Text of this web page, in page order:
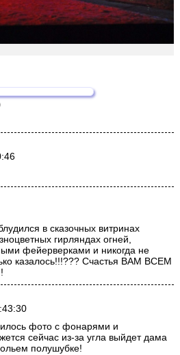
в сказочных витринах
гирляндах огней,
фейерверками и никогда не
казалось!!!??? Счастья ВАМ ВСЕМ
фото с фонарями и
сейчас из-за угла выйдет дама
полушубке!